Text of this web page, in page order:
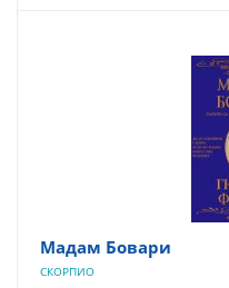
Мадам Бовари
СКОРПИО